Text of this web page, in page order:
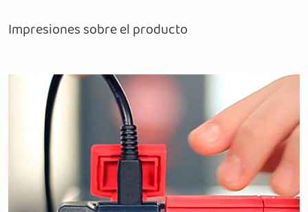
Impresiones sobre el producto